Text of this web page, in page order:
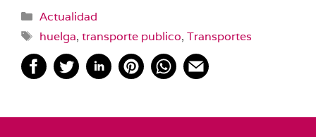
Categorías
Actualidad
Etiquetas
huelga, transporte publico, Transportes